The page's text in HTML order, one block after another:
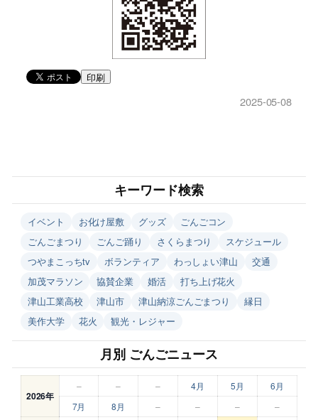
印刷
2025-05-08
キーワード検索
イベント お化け屋敷 グッズ
ごんごコン
ごんごまつり
ごんご踊り さくらまつり
スケジュール
つやまこっちtv
ボランティア わっしょい津山
交通
加茂マラソン
協賛企業 婚活
打ち上げ花火
津山工業高校
津山市 津山納涼ごんごまつり
縁日
美作大学
花火 観光・レジャー
月別 ごんごニュース
2026年
– – – 4月 5月
6月
7月
8月 – – – –